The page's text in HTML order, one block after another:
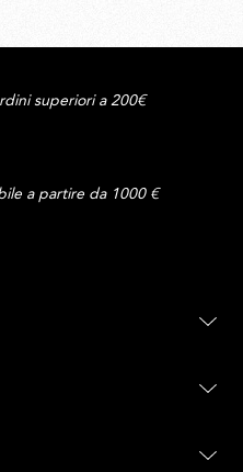
superiori a 200€
a partire da 1000 €